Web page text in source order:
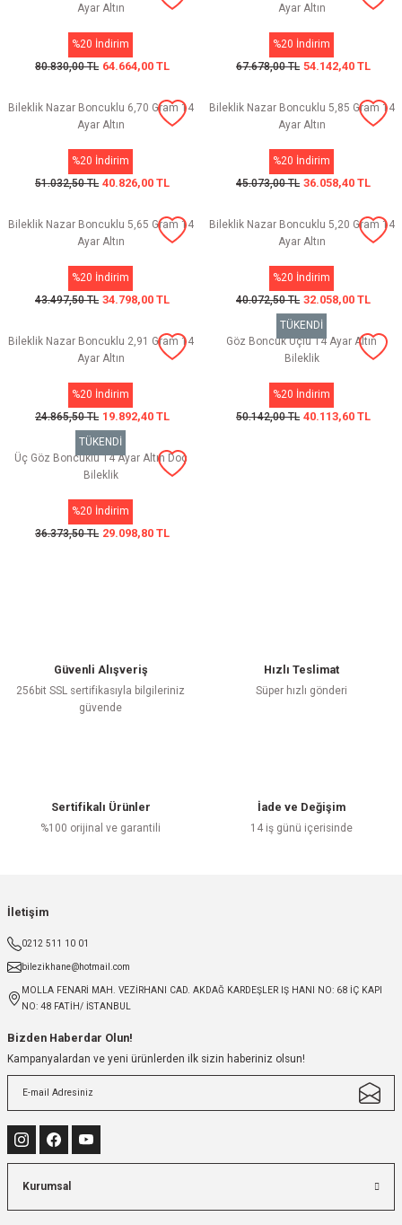
Ayar Altın
%20 İndirim
80.830,00 TL 64.664,00 TL
Ayar Altın
%20 İndirim
67.678,00 TL 54.142,40 TL
Bileklik Nazar Boncuklu 6,70 Gram 14
Ayar Altın
%20 İndirim
51.032,50 TL 40.826,00 TL
Bileklik Nazar Boncuklu 5,85 Gram 14
Ayar Altın
%20 İndirim
45.073,00 TL 36.058,40 TL
Bileklik Nazar Boncuklu 5,65 Gram 14
Ayar Altın
%20 İndirim
43.497,50 TL 34.798,00 TL
Bileklik Nazar Boncuklu 5,20 Gram 14
Ayar Altın
%20 İndirim
40.072,50 TL 32.058,00 TL
Bileklik Nazar Boncuklu 2,91 Gram 14
Ayar Altın
%20 İndirim
24.865,50 TL 19.892,40 TL
TÜKENDİ
Göz Boncuk Üçlü 14 Ayar Altın
Bileklik
%20 İndirim
50.142,00 TL 40.113,60 TL
TÜKENDİ
Üç Göz Boncuklu 14 Ayar Altın Doç
Bileklik
%20 İndirim
36.373,50 TL 29.098,80 TL
Güvenli Alışveriş
256bit SSL sertifikasıyla bilgileriniz
güvende
Hızlı Teslimat
Süper hızlı gönderi
Sertifikalı Ürünler
%100 orijinal ve garantili
İade ve Değişim
14 iş günü içerisinde
İletişim
0212 511 10 01
bilezikhane@hotmail.com
MOLLA FENARİ MAH. VEZİRHANI CAD. AKDAĞ KARDEŞLER IŞ HANI NO: 68 İÇ KAPI
NO: 48 FATİH/ İSTANBUL
Bizden Haberdar Olun!
Kampanyalardan ve yeni ürünlerden ilk sizin haberiniz olsun!
Kurumsal